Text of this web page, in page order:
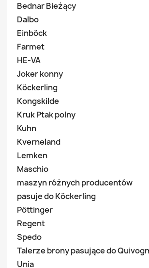
Bednar Bieżący
Dalbo
Einböck
Farmet
HE-VA
Joker konny
Köckerling
Kongskilde
Kruk Ptak polny
Kuhn
Kverneland
Lemken
Maschio
maszyn różnych producentów
pasuje do Köckerling
Pöttinger
Regent
Spedo
Talerze brony pasujące do
Unia